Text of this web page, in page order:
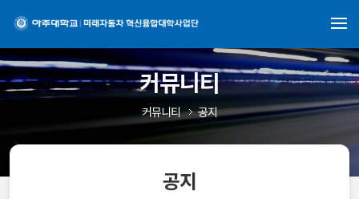
커뮤니티
커뮤니티 공지
공지